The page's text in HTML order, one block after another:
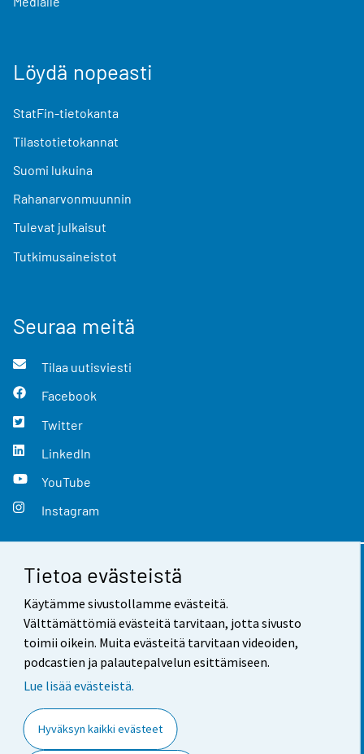
Tietoa evästeistä
Käytämme sivustollamme evästeitä.
Välttämättömiä evästeitä tarvitaan, jotta sivusto
toimii oikein. Muita evästeitä tarvitaan videoiden,
podcastien ja palautepalvelun esittämiseen.
Lue lisää evästeistä.
Hyväksyn kaikki evästeet
Löydä nopeasti
StatFin-tietokanta
Tilastotietokannat
Suomi lukuina
Rahanarvonmuunnin
Tulevat julkaisut
Tutkimusaineistot
Seuraa meitä
Tilaa uutisviesti
Facebook
Twitter
LinkedIn
YouTube
Instagram
Yhteystiedot
Palaute
Käyttöehdot
Saavutettavuus
Tietoa sivustosta